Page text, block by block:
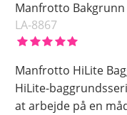
Manfrotto Bakgrunn
LA-8867
Manfrotto HiLite
HiLite-
at arbejde på en